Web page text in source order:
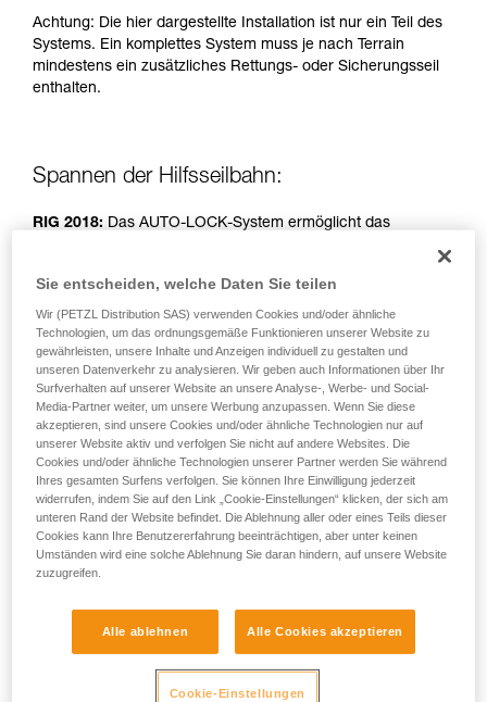
Training voraus. Prüfen Sie zusammen mit
einem Profi, ob Sie in der Lage sind, den
Vorgang alleine sicher zu wiederholen, bevor
Sie ihn eigenständig durchführen.
beschrieben werden.
Achtung: Die hier dargestellte Installation ist nur ein Teil des
Systems. Ein komplettes System muss je nach Terrain
mindestens ein zusätzliches Rettungs- oder Sicherungsseil
enthalten.
Spannen der Hilfsseilbahn:
RIG 2018: Das AUTO-LOCK-System ermöglicht das
Einfacher Flaschenzug, Spannen durch zwei Personen.
Das AUTO-LOCK-System blockiert die Last
Sie entscheiden, welche Daten Sie teilen
Wir (PETZL Distribution SAS) verwenden Cookies und/oder ähnliche
Technologien, um das ordnungsgemäße Funktionieren unserer Website zu
gewährleisten, unsere Inhalte und Anzeigen individuell zu gestalten und
unseren Datenverkehr zu analysieren. Wir geben auch Informationen über Ihr
Surfverhalten auf unserer Website an unsere Analyse-, Werbe- und Social-
Media-Partner weiter, um unsere Werbung anzupassen. Wenn Sie diese
akzeptieren, sind unsere Cookies und/oder ähnliche Technologien nur auf
unserer Website aktiv und verfolgen Sie nicht auf andere Websites. Die
Cookies und/oder ähnliche Technologien unserer Partner werden Sie während
Ihres gesamten Surfens verfolgen. Sie können Ihre Einwilligung jederzeit
widerrufen, indem Sie auf den Link „Cookie-Einstellungen“ klicken, der sich am
unteren Rand der Website befindet. Die Ablehnung aller oder eines Teils dieser
Cookies kann Ihre Benutzererfahrung beeinträchtigen, aber unter keinen
Umständen wird eine solche Ablehnung Sie daran hindern, auf unsere Website
zuzugreifen.
Alle ablehnen Alle Cookies akzeptieren
Cookie-Einstellungen